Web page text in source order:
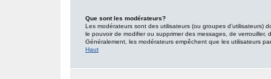
Que sont les modérateurs?
Les modérateurs sont des utilisateurs (ou groupes d’utilisateurs)
le pouvoir de modifier ou supprimer des messages, de verrouiller,
Généralement, les modérateurs empêchent que les utilisateurs
Haut